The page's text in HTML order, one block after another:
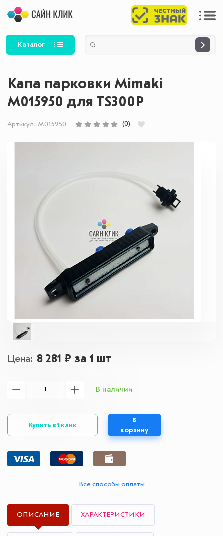
Каталог
Капа парковки Mimaki
M015950 для TS300P
Артикул: M015950 (0)
Цена 8 281 ₽ за 1 шт
В наличии
Купить в 1 клик
В
корзину
Все способы оплаты
ОПИСАНИЕ ХАРАКТЕРИСТИКИ